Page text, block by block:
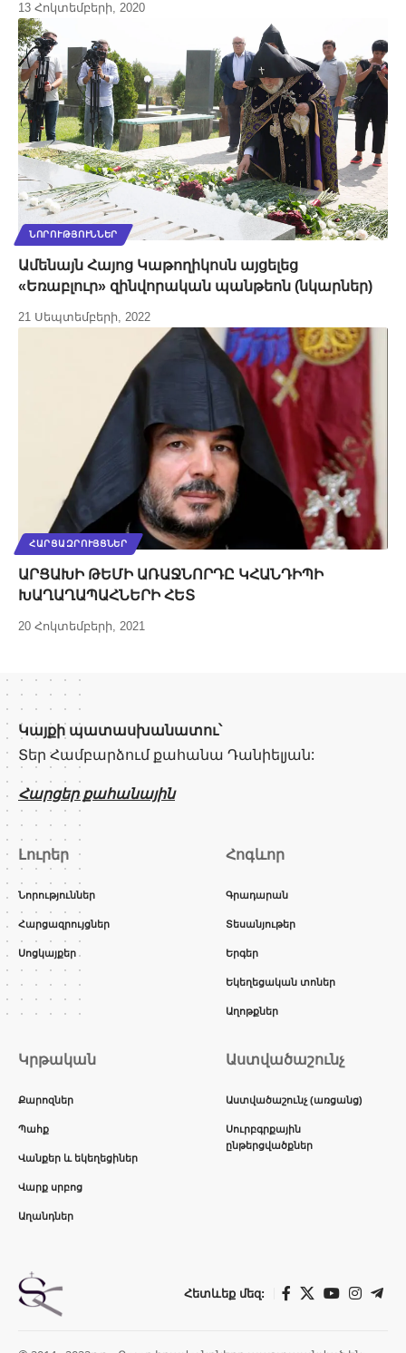
13 Հոկտեմբերի, 2020
ՆՈՐՈՒԹՅՈՒՆՆԵՐ
Ամենայն Հայոց Կաթողիկոսն այցելեց
«Եռաբլուր» զինվորական պանթեոն (նկարներ)
21 Սեպտեմբերի, 2022
ՀԱՐՑԱԶՐՈՒՅՑՆԵՐ
ԱՐՑԱԽԻ ԹԵՄԻ ԱՌԱՋՆՈՐԴԸ ԿՀԱՆԴԻՊԻ
ԽԱՂԱՂԱՊԱՀՆԵՐԻ ՀԵՏ
20 Հոկտեմբերի, 2021
Կայքի պատասխանատու՝
Տեր Համբարձում քահանա Դանիելյան:
Հարցեր քահանային
Լուրեր
Նորություններ
Հարցազրույցներ
Սոցկայքեր
Հոգևոր
Գրադարան
Տեսանյութեր
Երգեր
Եկեղեցական տոներ
Աղոթքներ
Կրթական
Քարոզներ
Պահք
Վանքեր և եկեղեցիներ
Վարք սրբոց
Աղանդներ
Աստվածաշունչ
Աստվածաշունչ (առցանց)
Սուրբգրքային
ընթերցվածքներ
Հետևեք մեզ: